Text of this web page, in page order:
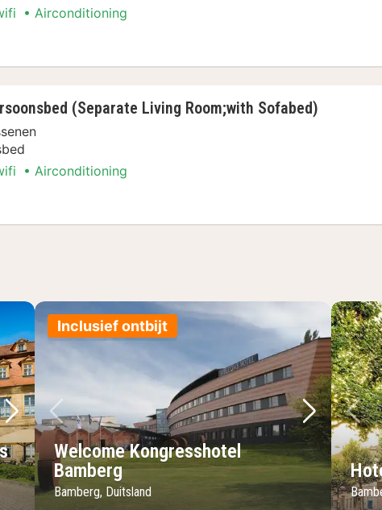
Airconditioning
(Separate Living Room;with Sofabed)
Airconditioning
Volgende foto
Inclusief ontbijt
Vorige foto
Volgende
Welcome Kongresshotel
Bamberg
Bamberg, Duitsland